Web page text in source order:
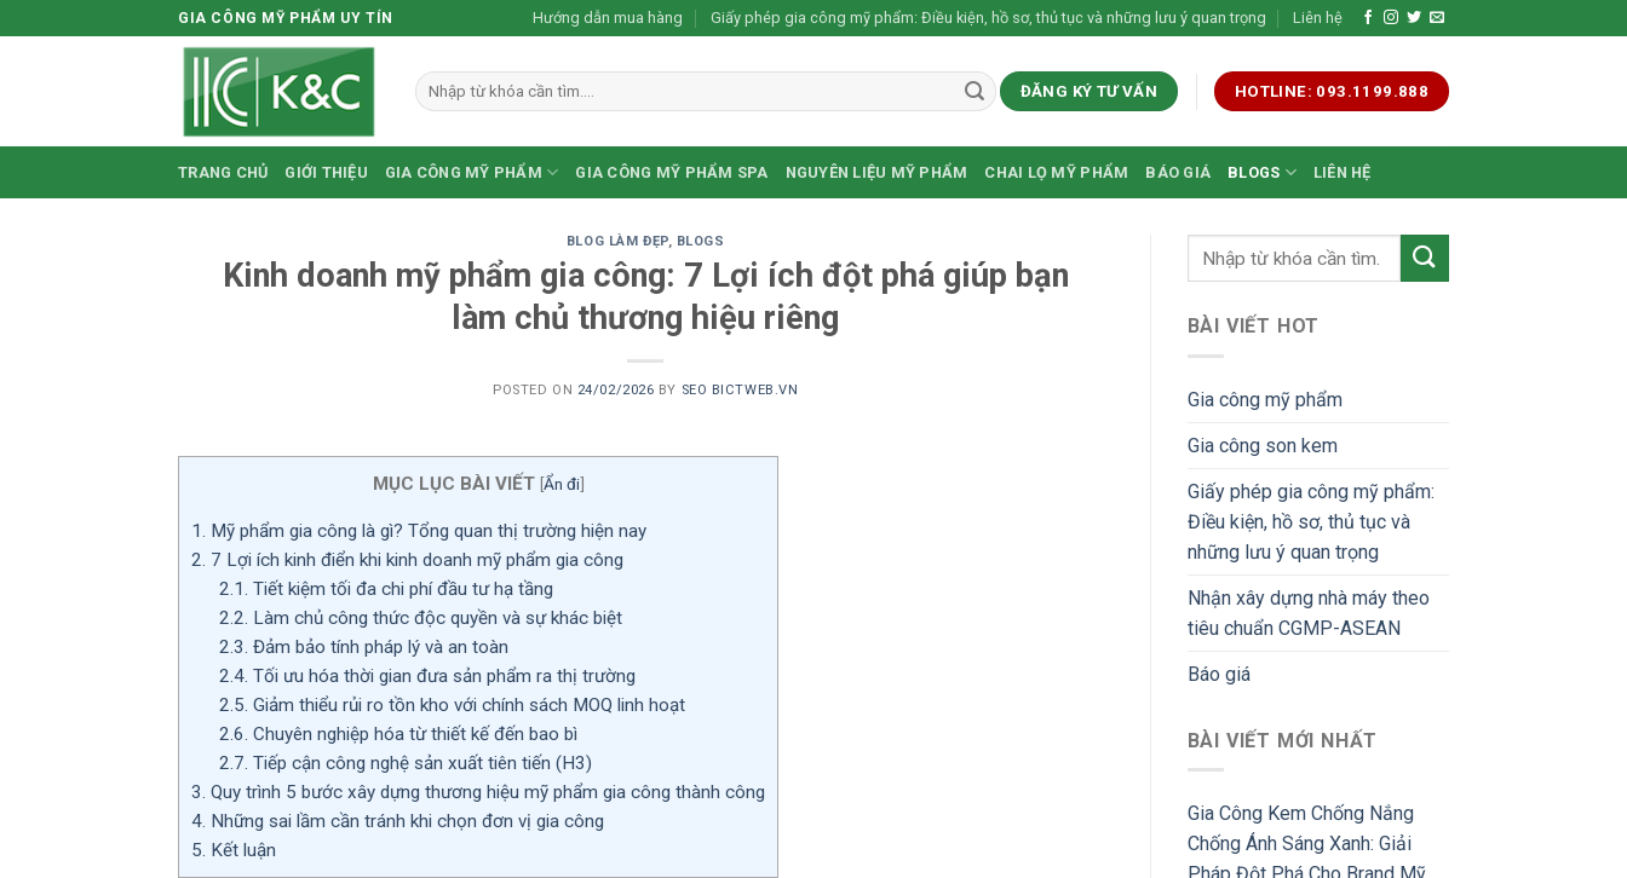
to
GIA CÔNG MỸ PHẨM UY TÍN Hướng dẫn mua hàng Giấy phép gia công mỹ phẩm: Điều kiện, hồ sơ, thủ tục và những lưu ý quan trọng Liên hệ
ĐĂNG KÝ TƯ VẤN HOTLINE: 093.1199.888
TRANG CHỦ GIỚI THIỆU GIA CÔNG MỸ PHẨM GIA CÔNG MỸ PHẨM SPA NGUYÊN LIỆU MỸ PHẨM CHAI LỌ MỸ PHẨM BÁO GIÁ BLOGS LIÊN HỆ
BLOG LÀM ĐẸP, BLOGS
Kinh doanh mỹ phẩm gia công: 7 Lợi ích đột phá giúp bạn
làm chủ thương hiệu riêng
POSTED ON 24/02/2026 BY SEO BICTWEB.VN
MỤC LỤC BÀI VIẾT [Ẩn đi]
1. Mỹ phẩm gia công là gì? Tổng quan thị trường hiện nay
2. 7 Lợi ích kinh điển khi kinh doanh mỹ phẩm gia công
2.1. Tiết kiệm tối đa chi phí đầu tư hạ tầng
2.2. Làm chủ công thức độc quyền và sự khác biệt
2.3. Đảm bảo tính pháp lý và an toàn
2.4. Tối ưu hóa thời gian đưa sản phẩm ra thị trường
2.5. Giảm thiểu rủi ro tồn kho với chính sách MOQ linh hoạt
2.6. Chuyên nghiệp hóa từ thiết kế đến bao bì
2.7. Tiếp cận công nghệ sản xuất tiên tiến (H3)
3. Quy trình 5 bước xây dựng thương hiệu mỹ phẩm gia công thành công
4. Những sai lầm cần tránh khi chọn đơn vị gia công
5. Kết luận
BÀI VIẾT HOT
Gia công mỹ phẩm
Gia công son kem
Giấy phép gia công mỹ phẩm:
Điều kiện, hồ sơ, thủ tục và
những lưu ý quan trọng
Nhận xây dựng nhà máy theo
tiêu chuẩn CGMP-ASEAN
Báo giá
BÀI VIẾT MỚI NHẤT
Gia Công Kem Chống Nắng
Chống Ánh Sáng Xanh: Giải